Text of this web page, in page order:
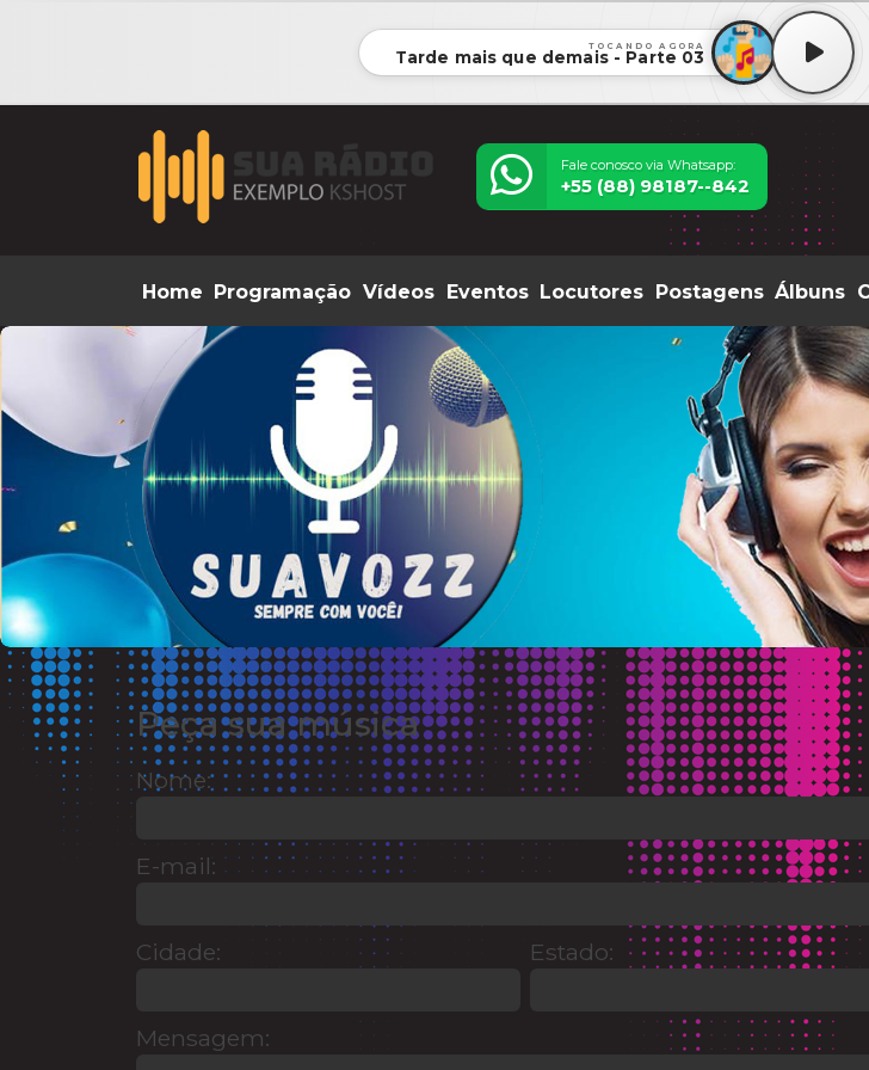
TOCANDO AGORA
Tarde mais que demais - Parte 03
Fale conosco via Whatsapp:
+55 (88) 98187--842
Home Programação Vídeos Eventos Locutores Postagens Álbuns
Peça sua música
Nome:
E-mail:
Cidade: Estado:
Mensagem: